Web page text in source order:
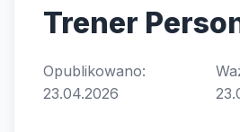
Trener
Opublikowano:
23.04.2026